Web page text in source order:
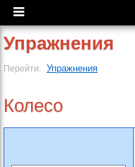
Упражнения
Перейти: Упражнения
Колесо